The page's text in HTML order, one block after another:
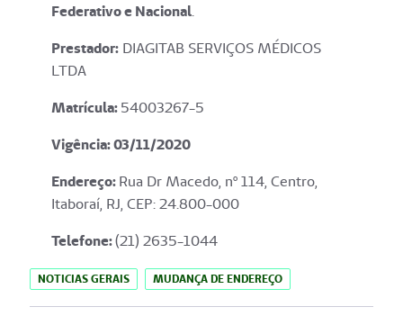
Federativo e Nacional.
Prestador: DIAGITAB SERVIÇOS MÉDICOS
LTDA
Matrícula:54003267-5
Vigência: 03/11/2020
Endereço:Rua Dr Macedo, nº 114, Centro,
Itaboraí, RJ, CEP: 24.800-000
Telefone:(21) 2635-1044
NOTICIAS GERAIS MUDANÇA DE ENDEREÇO